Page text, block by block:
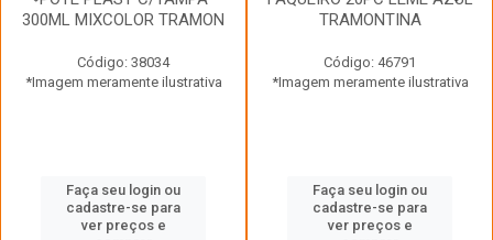
300ML MIXCOLOR TRAMON
Código: 38034
*Imagem meramente ilustrativa
Faça seu login ou
cadastre-se para
ver preços e
TRAMONTINA
Código: 46791
*Imagem meramente ilustrativa
Faça seu login ou
cadastre-se para
ver preços e